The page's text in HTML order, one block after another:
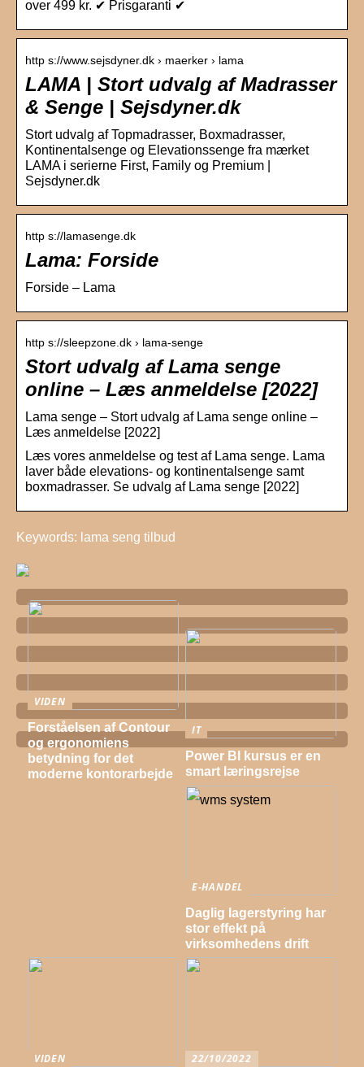
over 499 kr. ✔ Prisgaranti ✔
http s://www.sejsdyner.dk › maerker › lama
LAMA | Stort udvalg af Madrasser
& Senge | Sejsdyner.dk
Stort udvalg af Topmadrasser, Boxmadrasser,
Kontinentalsenge og Elevationssenge fra mærket
LAMA i serierne First, Family og Premium |
Sejsdyner.dk
http s://lamasenge.dk
Lama: Forside
Forside – Lama
http s://sleepzone.dk › lama-senge
Stort udvalg af Lama senge
online – Læs anmeldelse [2022]
Lama senge – Stort udvalg af Lama senge online –
Læs anmeldelse [2022]
Læs vores anmeldelse og test af Lama senge. Lama
laver både elevations- og kontinentalsenge samt
boxmadrasser. Se udvalg af Lama senge [2022]
Keywords: lama seng tilbud
VIDEN
Forståelsen af Contour
og ergonomiens
betydning for det
moderne kontorarbejde
IT
Power BI kursus er en
smart læringsrejse
E-HANDEL
Daglig lagerstyring har
stor effekt på
virksomhedens drift
VIDEN 22/10/2022